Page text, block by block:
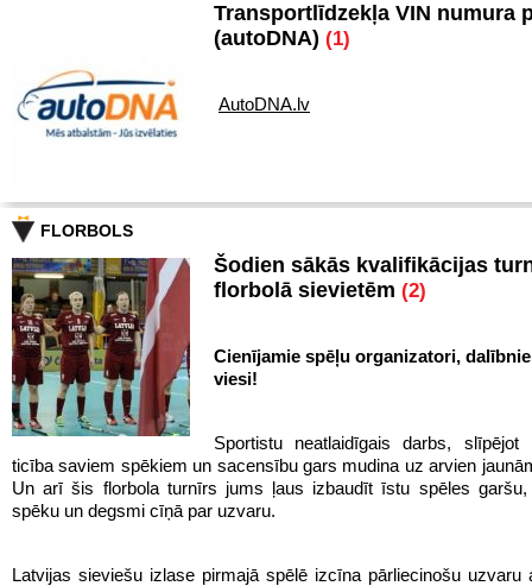
Transportlīdzekļa VIN numura
(autoDNA) (1)
AutoDNA.lv
FLORBOLS
Šodien sākās kvalifikācijas
florbolā sievietēm (2)
Cienījamie spēļu organizatori,
viesi!
Sportistu neatlaidīgais darbs, slīpējot
ticība saviem spēkiem un sacensību gars mudina uz arvien
Un arī šis florbola turnīrs jums ļaus izbaudīt īstu spēles garšu,
spēku un degsmi cīņā par uzvaru.
Latvijas sieviešu izlase pirmajā spēlē izcīna pārliecinošu uzvaru